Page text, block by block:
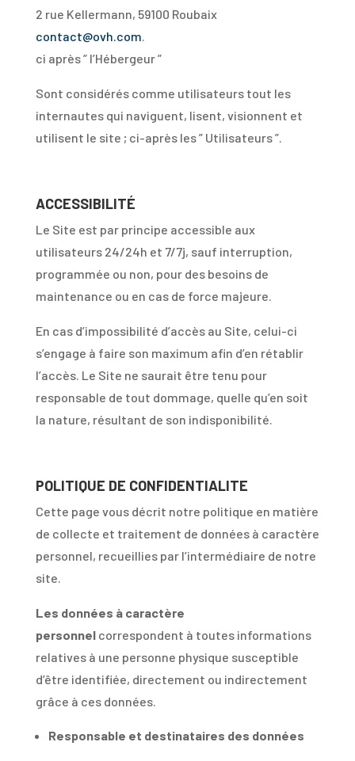
2 rue Kellermann, 59100 Roubaix
contact@ovh.com.
ci après ” l’Hébergeur ”
Sont considérés comme utilisateurs tout les
internautes qui naviguent, lisent, visionnent et
utilisent le site ; ci-après les ” Utilisateurs ”.
ACCESSIBILITÉ
Le Site est par principe accessible aux
utilisateurs 24/24h et 7/7j, sauf interruption,
programmée ou non, pour des besoins de
maintenance ou en cas de force majeure.
En cas d’impossibilité d’accès au Site, celui-ci
s’engage à faire son maximum afin d’en rétablir
l’accès. Le Site ne saurait être tenu pour
responsable de tout dommage, quelle qu’en soit
la nature, résultant de son indisponibilité.
POLITIQUE DE CONFIDENTIALITE
Cette page vous décrit notre politique en matière
de collecte et traitement de données à caractère
personnel, recueillies par l’intermédiaire de notre
site.
Les données à caractère
personnel correspondent à toutes informations
relatives à une personne physique susceptible
d’être identifiée, directement ou indirectement
grâce à ces données.
Responsable et destinataires des données